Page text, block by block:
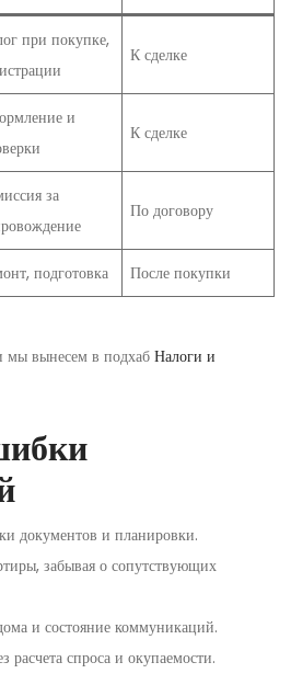
при покупке,
К сделке
и
К сделке
за
По договору
подготовка После покупки
мы вынесем в подхаб Налоги и
документов и планировки.
забывая о сопутствующих
и состояние коммуникаций.
расчета спроса и окупаемости.